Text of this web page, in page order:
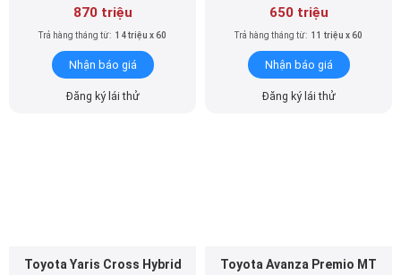
870 triệu
Trả hàng tháng từ: 14 triệu x 60
Nhận báo giá
Đăng ký lái thử
650 triệu
Trả hàng tháng từ: 11 triệu x 60
Nhận báo giá
Đăng ký lái thử
Toyota Yaris Cross Hybrid
Toyota Avanza Premio MT